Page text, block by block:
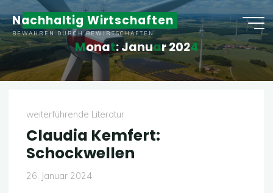
Inhalt
springen
Nachhaltig Wirtschaften
BEWAHREN DURCH BEWIRTSCHAFTEN
Monat:Januar2024
weiterführende Literatur
Claudia Kemfert:
Schockwellen
26. Januar 2024